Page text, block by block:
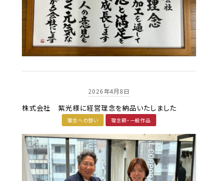
2026年4月8日
株式会社 紫光様に経営理念を納品いたしました
理念への想い 理念額・一般作品